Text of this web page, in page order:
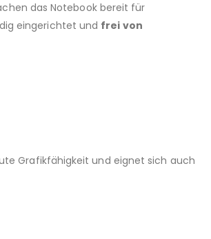
das Notebook bereit für
eingerichtet und frei von
Grafikfähigkeit und eignet sich auch